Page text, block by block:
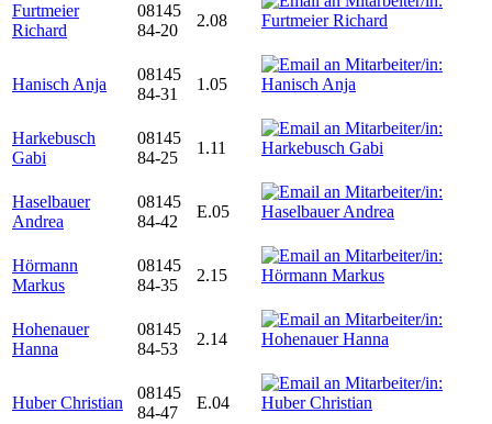
Furtmeier
Richard
08145
84-20
2.08
Hanisch Anja
08145
84-31
1.05
Harkebusch
Gabi
08145
84-25
1.11
Haselbauer
Andrea
08145
84-42
E.05
Hörmann
Markus
08145
84-35
2.15
Hohenauer
Hanna
08145
84-53
2.14
Huber Christian
08145
84-47
E.04